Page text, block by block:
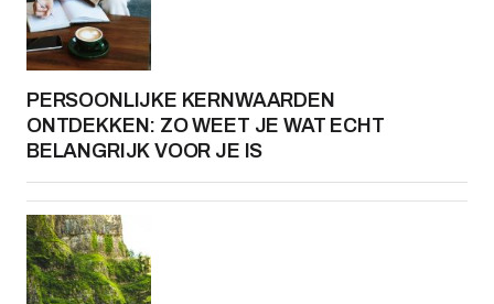
PERSOONLIJKE KERNWAARDEN
ONTDEKKEN: ZO WEET JE WAT ECHT
BELANGRIJK VOOR JE IS